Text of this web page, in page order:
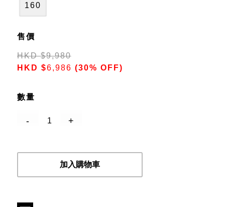
160
售價
HKD$9,980
HKD $6,986 (30% OFF)
數量
加入購物車